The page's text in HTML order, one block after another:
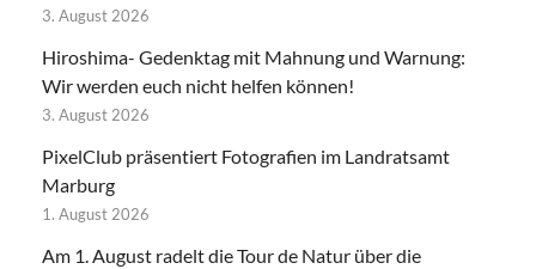
3. August 2026
Hiroshima- Gedenktag mit Mahnung und Warnung:
Wir werden euch nicht helfen können!
3. August 2026
PixelClub präsentiert Fotografien im Landratsamt
Marburg
1. August 2026
Am 1. August radelt die Tour de Natur über die